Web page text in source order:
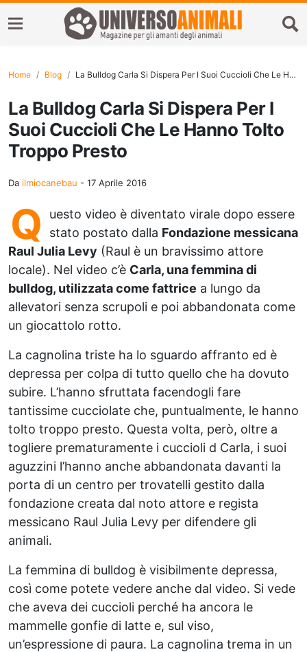
Home Blog La Bulldog Carla Si Dispera Per I Suoi Cuccioli Che Le Hanno Tolto Troppo Presto
La Bulldog Carla Si Dispera Per I
Suoi Cuccioli Che Le Hanno Tolto
Troppo Presto
Da ilmiocanebau - 17 Aprile 2016
Q
uesto video è diventato virale dopo essere
stato postato dalla Fondazione messicana
Raul Julia Levy (Raul è un bravissimo attore
locale). Nel video c’è Carla, una femmina di
bulldog, utilizzata come fattrice a lungo da
allevatori senza scrupoli e poi abbandonata come
un giocattolo rotto.
La cagnolina triste ha lo sguardo affranto ed è
depressa per colpa di tutto quello che ha dovuto
subire. L’hanno sfruttata facendogli fare
tantissime cucciolate che, puntualmente, le hanno
tolto troppo presto. Questa volta, però, oltre a
togliere prematuramente i cuccioli d Carla, i suoi
aguzzini l’hanno anche abbandonata davanti la
porta di un centro per trovatelli gestito dalla
fondazione creata dal noto attore e regista
messicano Raul Julia Levy per difendere gli
animali.
La femmina di bulldog è visibilmente depressa,
così come potete vedere anche dal video. Si vede
che aveva dei cuccioli perché ha ancora le
mammelle gonfie di latte e, sul viso,
un’espressione di paura. La cagnolina trema in un